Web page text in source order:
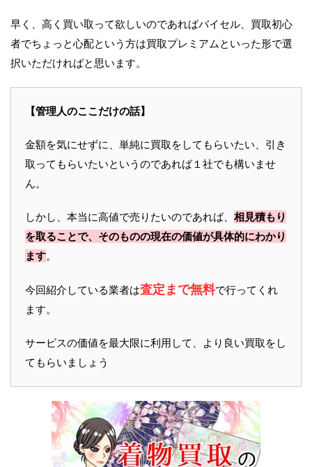
早く、高く買い取って欲しいのであればバイセル、買取初心
者でちょっと心配という方は買取プレミアムといった形で選
択いただければと思います。
【管理人のここだけの話】
金額を気にせずに、単純に買取をしてもらいたい、引き
取ってもらいたいというのであれば１社でも構いませ
ん。
しかし、本当に高値で売りたいのであれば、 相見積もり
を取ることで、そのものの現在の価値が具体的にわかり
ます。
今回紹介している業者は査定まで無料で行ってくれ
ます。
サービスの価値を最大限に利用して、より良い買取をし
てもらいましょう